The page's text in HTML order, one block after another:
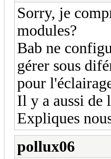
Sorry, je
modules?
Bab ne
gérer sous
pour
Il y a aussi de
Expliques
pollux06